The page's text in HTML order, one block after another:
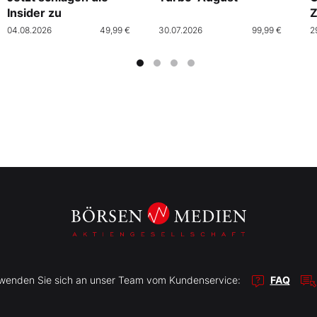
Insider zu
04.08.2026 49,99 € 30.07.2026 99,99 €
Sie sich an unser Team vom Kundenservice: FAQ